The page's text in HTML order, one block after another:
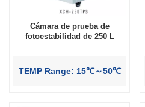
Cámara de prueba de
fotoestabilidad de 250 L
TEMP Range: 15℃～50℃